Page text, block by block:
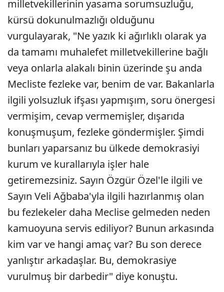
milletvekillerinin yasama sorumsuzluğu,
kürsü dokunulmazlığı olduğunu
vurgulayarak, "Ne yazık ki ağırlıklı olarak ya
da tamamı muhalefet milletvekillerine bağlı
veya onlarla alakalı binin üzerinde şu anda
Mecliste fezleke var, benim de var. Bakanlarla
ilgili yolsuzluk ifşası yapmışım, soru önergesi
vermişim, cevap vermemişler, dışarıda
konuşmuşum, fezleke göndermişler. Şimdi
bunları yaparsanız bu ülkede demokrasiyi
kurum ve kurallarıyla işler hale
getiremezsiniz. Sayın Özgür Özel'le ilgili ve
Sayın Veli Ağbaba'yla ilgili hazırlanmış olan
bu fezlekeler daha Meclise gelmeden neden
kamuoyuna servis ediliyor? Bunun arkasında
kim var ve hangi amaç var? Bu son derece
yanlıştır arkadaşlar. Bu, demokrasiye
vurulmuş bir darbedir" diye konuştu.